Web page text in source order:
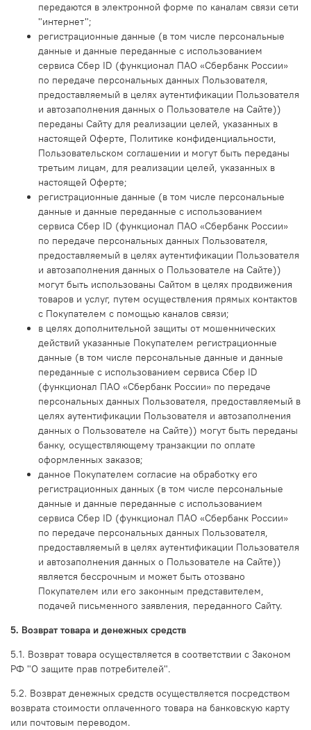
передаются в электронной форме по каналам связи сети
"интернет";
регистрационные данные (в том числе персональные
данные и данные переданные с использованием
сервиса Сбер ID (функционал ПАО «Сбербанк России»
по передаче персональных данных Пользователя,
предоставляемый в целях аутентификации Пользователя
и автозаполнения данных о Пользователе на Сайте))
переданы Сайту для реализации целей, указанных в
настоящей Оферте, Политике конфиденциальности,
Пользовательском соглашении и могут быть переданы
третьим лицам, для реализации целей, указанных в
настоящей Оферте;
регистрационные данные (в том числе персональные
данные и данные переданные с использованием
сервиса Сбер ID (функционал ПАО «Сбербанк России»
по передаче персональных данных Пользователя,
предоставляемый в целях аутентификации Пользователя
и автозаполнения данных о Пользователе на Сайте))
могут быть использованы Сайтом в целях продвижения
товаров и услуг, путем осуществления прямых контактов
с Покупателем с помощью каналов связи;
в целях дополнительной защиты от мошеннических
действий указанные Покупателем регистрационные
данные (в том числе персональные данные и данные
переданные с использованием сервиса Сбер ID
(функционал ПАО «Сбербанк России» по передаче
персональных данных Пользователя, предоставляемый в
целях аутентификации Пользователя и автозаполнения
данных о Пользователе на Сайте)) могут быть переданы
банку, осуществляющему транзакции по оплате
оформленных заказов;
данное Покупателем согласие на обработку его
регистрационных данных (в том числе персональные
данные и данные переданные с использованием
сервиса Сбер ID (функционал ПАО «Сбербанк России»
по передаче персональных данных Пользователя,
предоставляемый в целях аутентификации Пользователя
и автозаполнения данных о Пользователе на Сайте))
является бессрочным и может быть отозвано
Покупателем или его законным представителем,
подачей письменного заявления, переданного Сайту.
5. Возврат товара и денежных средств
5.1. Возврат товара осуществляется в соответствии с Законом
РФ "О защите прав потребителей".
5.2. Возврат денежных средств осуществляется посредством
возврата стоимости оплаченного товара на банковскую карту
или почтовым переводом.